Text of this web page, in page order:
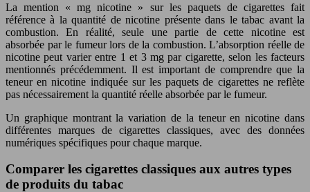
La mention « mg nicotine » sur les paquets de cigarettes fait
référence à la quantité de nicotine présente dans le tabac avant la
combustion. En réalité, seule une partie de cette nicotine est
absorbée par le fumeur lors de la combustion. L’absorption réelle de
nicotine peut varier entre 1 et 3 mg par cigarette, selon les facteurs
mentionnés précédemment. Il est important de comprendre que la
teneur en nicotine indiquée sur les paquets de cigarettes ne reflète
pas nécessairement la quantité réelle absorbée par le fumeur.
Un graphique montrant la variation de la teneur en nicotine dans
différentes marques de cigarettes classiques, avec des données
numériques spécifiques pour chaque marque.
Comparer les cigarettes classiques aux autres types
de produits du tabac